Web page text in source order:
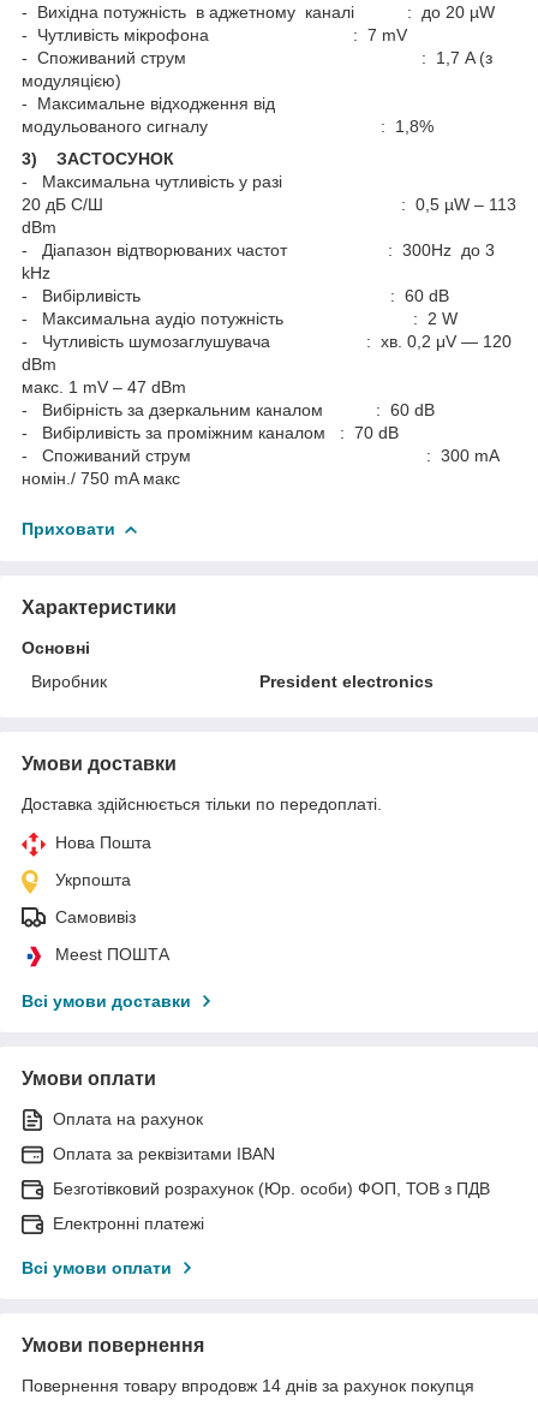
- Вихідна потужність в аджетному каналі : до 20 µW
- Чутливість мікрофона : 7 mV
- Споживаний струм : 1,7 A (з
модуляцією)
- Максимальне відходження від
модульованого сигналу : 1,8%
3) ЗАСТОСУНОК
- Максимальна чутливість у разі
20 дБ С/Ш : 0,5 µW – 113
dBm
- Діапазон відтворюваних частот : 300Hz до 3
kHz
- Вибірливість : 60 dB
- Максимальна аудіо потужність : 2 W
- Чутливість шумозаглушувача : хв. 0,2 μV — 120
dBm
макс. 1 mV – 47 dBm
- Вибірність за дзеркальним каналом : 60 dB
- Вибірливість за проміжним каналом : 70 dB
- Споживаний струм : 300 mA
номін./ 750 mA макс
Приховати
Характеристики
Основні
Виробник
President electronics
Умови доставки
Доставка здійснюється тільки по передоплаті.
Нова Пошта
Укрпошта
Самовивіз
Meest ПОШТА
Всі умови доставки
Умови оплати
Оплата на рахунок
Оплата за реквізитами IBAN
Безготівковий розрахунок (Юр. особи) ФОП, ТОВ з ПДВ
Електронні платежі
Всі умови оплати
Умови повернення
Повернення товару впродовж 14 днів за рахунок покупця